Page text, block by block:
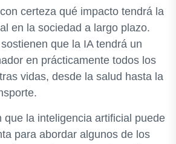
certeza qué impacto tendrá la
en la sociedad a largo plazo.
que la IA tendrá un
en prácticamente todos los
vidas, desde la salud hasta la
que la inteligencia artificial puede
para abordar algunos de los